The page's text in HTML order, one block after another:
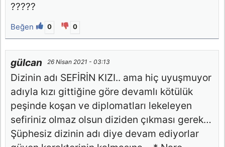
?????
Beğen 0 0
gülcan 26 Nisan 2021 - 03:13
Dizinin adı SEFİRİN KIZI.. ama hiç uyuşmuyor
adıyla kızı gittiğine göre devamlı kötülük
peşinde koşan ve diplomatları lekeleyen
sefiriniz olmaz olsun diziden çıkması gerek…
Şüphesiz dizinin adı diye devam ediyorlar